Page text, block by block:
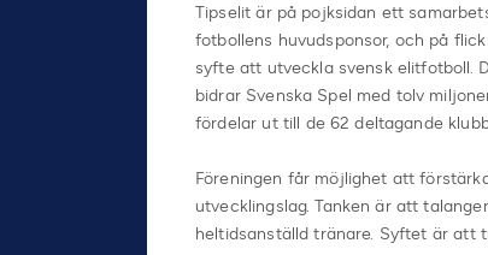
Tipselit är på pojksidan ett
fotbollens huvudsponsor, och på
syfte att utveckla svensk elitfotboll.
bidrar Svenska Spel med tolv
fördelar ut till de 62 deltagande
Föreningen får möjlighet att
utvecklingslag. Tanken är att
heltidsanställd tränare. Syftet är att